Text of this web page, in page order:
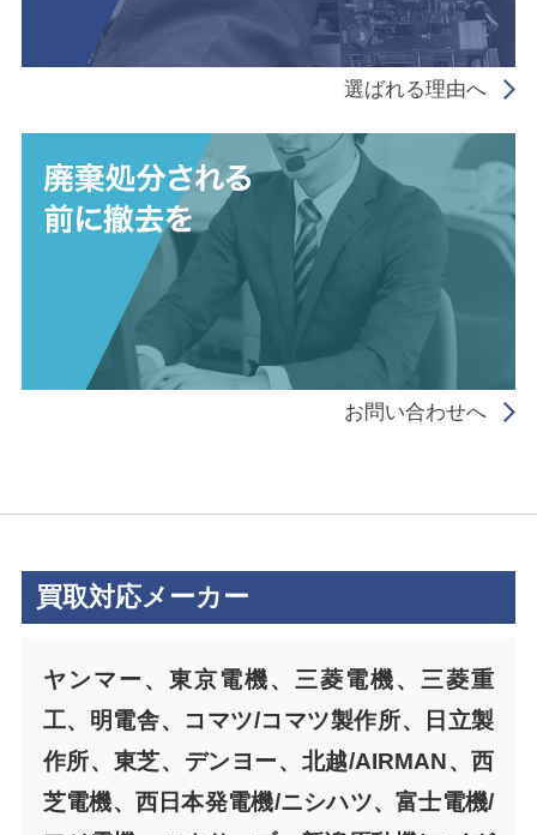
選ばれる理由へ
お問い合わせへ
買取対応メーカー
ヤンマー、東京電機、三菱電機、三菱重
工、明電舎、コマツ/コマツ製作所、日立製
作所、東芝、デンヨー、北越/AIRMAN、西
芝電機、西日本発電機/ニシハツ、富士電機/